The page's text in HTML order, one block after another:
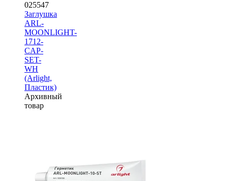
025547
Заглушка
ARL-
MOONLIGHT-
1712-
CAP-
SET-
WH
(Arlight,
Пластик)
Архивный
товар